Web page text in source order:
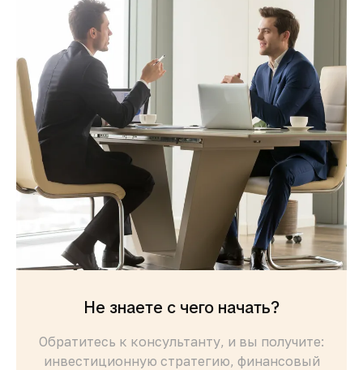
Не знаете с чего начать?
Обратитесь к консультанту, и вы получите:
инвестиционную стратегию, финансовый